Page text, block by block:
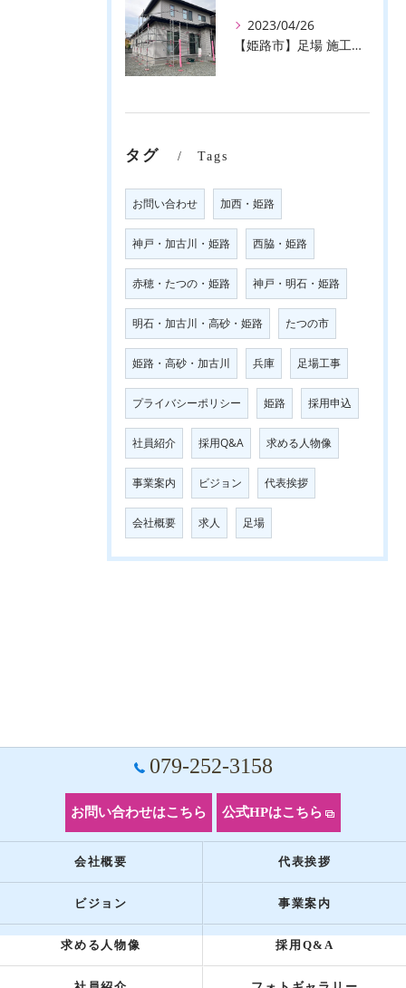
2023/04/26
【姫路市】足場 施工事例のご紹介♪【株式会社ever】
タグ Tags
お問い合わせ 加西・姫路
神戸・加古川・姫路 西脇・姫路
赤穂・たつの・姫路 神戸・明石・姫路
明石・加古川・高砂・姫路 たつの市
姫路・高砂・加古川 兵庫 足場工事
プライバシーポリシー 姫路 採用申込
社員紹介 採用Q&A 求める人物像
事業案内 ビジョン 代表挨拶
会社概要 求人 足場
079-252-3158
お問い合わせはこちら 公式HPはこちら
会社概要 代表挨拶
ビジョン 事業案内
求める人物像 採用Q&A